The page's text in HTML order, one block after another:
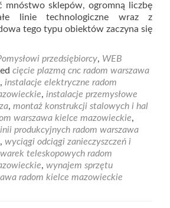
mnóstwo sklepów, ogromną liczbę
linie technologiczne wraz z
tego typu obiektów zaczyna się
przedsiębiorcy, WEB
cięcie plazmą cnc radom warszawa
, instalacje elektryczne radom
, instalacje przemysłowe
, montaż konstrukcji stalowych i hal
warszawa kielce mazowieckie,
produkcyjnych radom warszawa
, wyciągi odciągi zanieczyszczeń i
teleskopowych radom
, wynajem sprzętu
radom kielce mazowieckie